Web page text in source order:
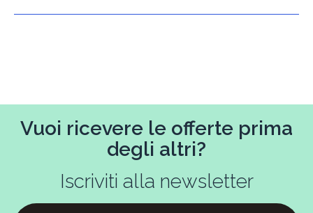
Vuoi ricevere le offerte prima
degli altri?
Iscriviti alla newsletter